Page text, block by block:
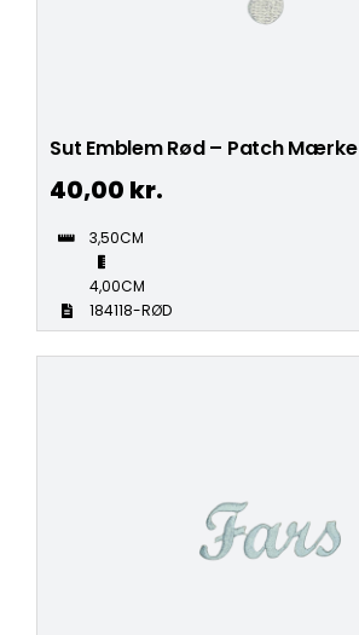
Sut Emblem Rød – Patch Mærke
40,00 kr.
3,50CM
4,00CM
184118-RØD